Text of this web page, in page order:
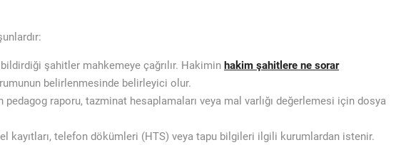
bildirdiği şahitler mahkemeye çağrılır. Hakimin hakim şahitlere ne sorar
belirlenmesinde belirleyici olur.
pedagog raporu, tazminat hesaplamaları veya mal varlığı değerlemesi için dosya
kayıtları, telefon dökümleri (HTS) veya tapu bilgileri ilgili kurumlardan istenir.